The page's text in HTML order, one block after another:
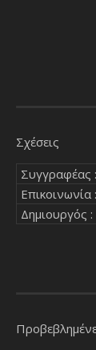
Σχέσεις
Συγγραφέας :
Επικοινωνία :
Δημιουργός :